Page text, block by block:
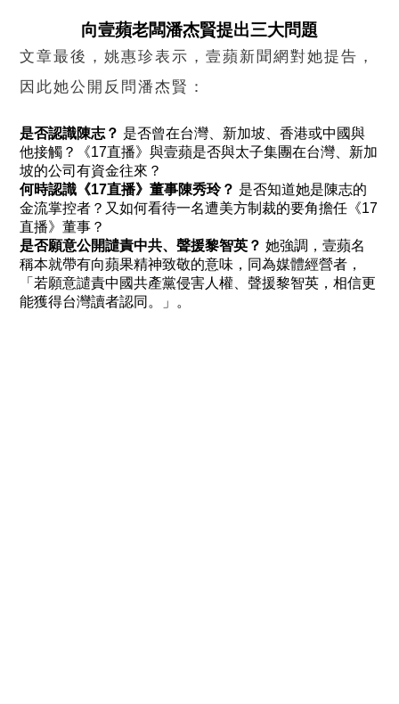
向壹蘋老闆潘杰賢提出三大問題
文章最後，姚惠珍表示，壹蘋新聞網對她提告，
因此她公開反問潘杰賢：
是否認識陳志？ 是否曾在台灣、新加坡、香港或中國與
他接觸？《17直播》與壹蘋是否與太子集團在台灣、新加
坡的公司有資金往來？
何時認識《17直播》董事陳秀玲？ 是否知道她是陳志的
金流掌控者？又如何看待一名遭美方制裁的要角擔任《17
直播》董事？
是否願意公開譴責中共、聲援黎智英？ 她強調，壹蘋名
稱本就帶有向蘋果精神致敬的意味，同為媒體經營者，
「若願意譴責中國共產黨侵害人權、聲援黎智英，相信更
能獲得台灣讀者認同。」。